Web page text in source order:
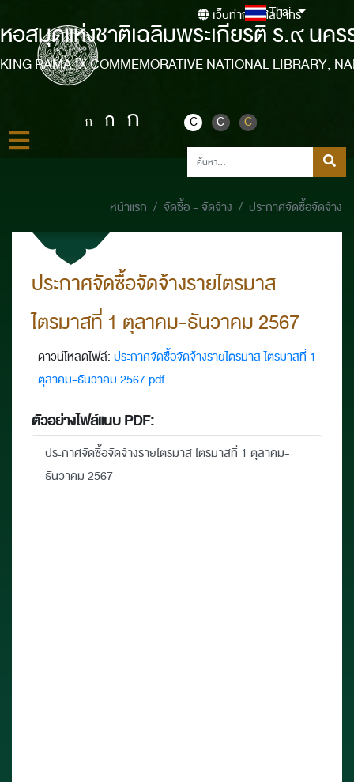
หอสมุดแห่งชาติเฉลิมพระเกียรติ ร.๙ นค
KING RAMA IX COMMEMORATIVE NATIONAL LIBRARY,
เว็บท่ากรมศิลปากร
Thai
ก ก ก C C C
หน้าแรก จัดซื้อ - จัดจ้าง ประกาศจัดซื้อจัดจ้าง
ประกาศจัดซื้อจัดจ้างรายไตรมาส
ไตรมาสที่ 1 ตุลาคม-ธันวาคม 2567
ดาวน์โหลดไฟล์: ประกาศจัดซื้อจัดจ้างรายไตรมาส ไตรมาสที่ 1
ตุลาคม-ธันวาคม 2567.pdf
ตัวอย่างไฟล์แนบ PDF:
ประกาศจัดซื้อจัดจ้างรายไตรมาส ไตรมาสที่ 1 ตุลาคม-
ธันวาคม 2567